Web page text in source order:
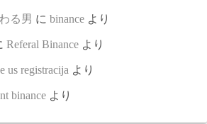
る男 に binance より
Referal Binance より
us registracija より
binance より